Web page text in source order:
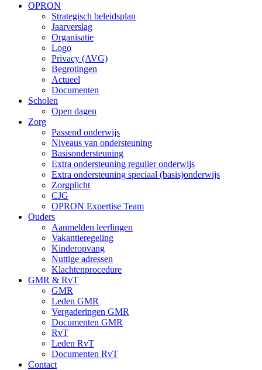
OPRON
Strategisch beleidsplan
Jaarverslag
Organisatie
Logo
Privacy (AVG)
Begrotingen
Actueel
Documenten
Scholen
Open dagen
Zorg
Passend onderwijs
Niveaus van ondersteuning
Basisondersteuning
Extra ondersteuning regulier onderwijs
Extra ondersteuning speciaal (basis)onderwijs
Zorgplicht
CJG
OPRON Expertise Team
Ouders
Aanmelden leerlingen
Vakantieregeling
Kinderopvang
Nuttige adressen
Klachtenprocedure
GMR & RvT
GMR
Leden GMR
Vergaderingen GMR
Documenten GMR
RvT
Leden RvT
Documenten RvT
Contact